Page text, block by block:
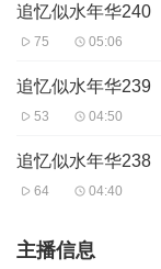
追忆似水年华240
75 05:06
追忆似水年华239
53 04:50
追忆似水年华238
64 04:40
主播信息